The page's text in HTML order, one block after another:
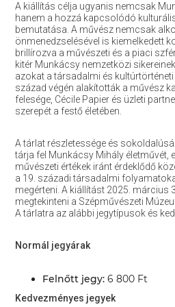
A kiállítás célja ugyanis nemcsak
hanem a hozzá kapcsolódó
bemutatása. A művész nemcsak
önmenedzselésével is kiemelkedett
brillírozva a művészeti és a piaci
kitér Munkácsy nemzetközi
azokat a társadalmi és kultúrtörténeti
század végén alakították a művész
felesége, Cécile Papier és üzleti
szerepét a festő életében.
A tárlat részletessége és
tárja fel Munkácsy Mihály életművét,
művészeti értékek iránt érdeklődő
a 19. századi társadalmi
megérteni. A kiállítást 2025. március
megtekinteni a Szépművészeti
A tárlatra az alábbi jegytípusok és
Normál jegyárak
Felnőtt jegy:6 800 Ft
Kedvezményes jegyek